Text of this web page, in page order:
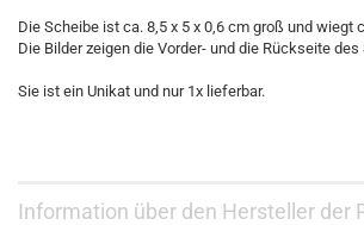
Die Scheibe ist ca. 8,5 x 5 x 0,6 cm groß und wiegt
Die Bilder zeigen die Vorder- und die Rückseite des
Sie ist ein Unikat und nur 1x lieferbar.
Information über den Hersteller der